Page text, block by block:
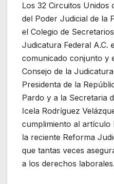
Los 32 Circuitos Unidos
del Poder Judicial de la
el Colegio de
Judicatura Federal A.C.
comunicado conjunto y
Consejo de la
Presidenta de la
Pardo y a la Secretaria
Icela Rodríguez
cumplimiento al artículo
la reciente Reforma
que tantas veces
a los derechos laborales.